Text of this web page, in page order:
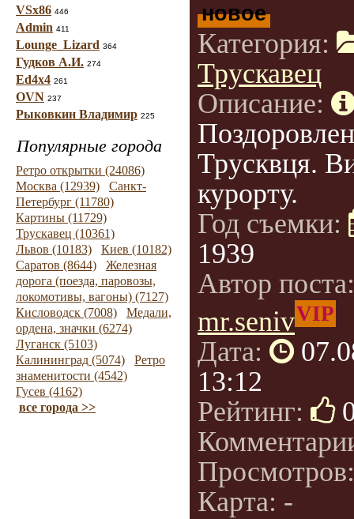
VSx86 446
Admin 411
Lounge_Lizard 364
Гудков А.И. 274
Ed4x4 261
OVN 237
Рыковкин Владимир 225
Популярные города
Ретро открытки (24086)
Москва (12939)
Санкт-
Петербург (11780)
Картины (11729)
Трускавец (10361)
Львов (10183)
Киев (10182)
Саратов (8644)
Железная
дорога (поезда, паровозы,
локомотивы, вагоны) (7127)
Кисловодск (7008)
Медали,
ордена, значки (6274)
Луганск (5103)
Калининград (5074)
Ретро
знаменитости (4542)
Гусев (4162)
все города >>
новое
Категория:
Трускавец
Описание:
Трусквця.
курорту.
Год съемки:
1939
Автор
mr.senivVIP
Дата:
13:12
Рейтинг:
Карта: -